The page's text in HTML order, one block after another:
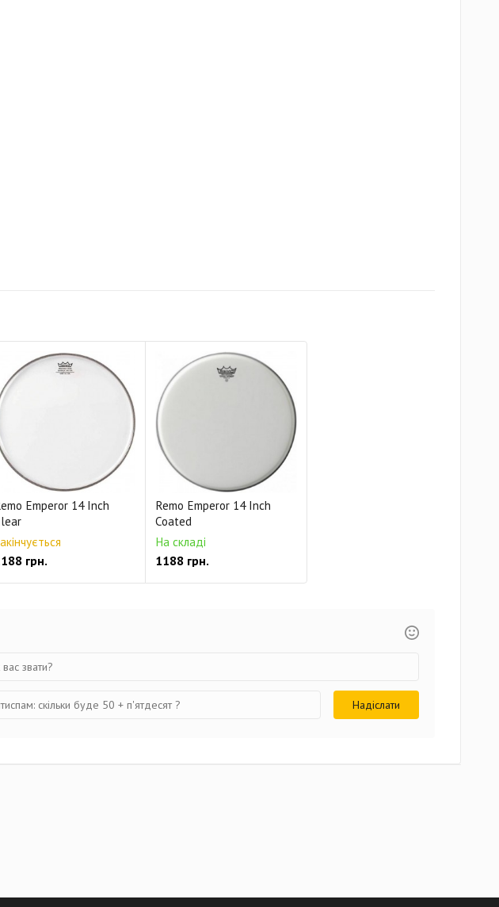
Emperor 14 Inch
грн.
Remo Emperor 14 Inch
Coated
На складі
1188 грн.